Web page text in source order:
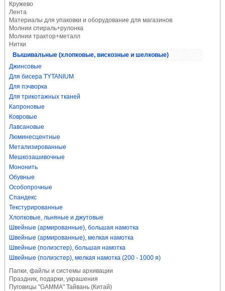
Кружево
Лента
Материалы для упаковки и оборудование для магазинов
Молнии спираль+рулонка
Молнии трактор+металл
Нитки
Вышивальные (хлопковые, вискозные и шелковые)
Джинсовые
Для бисера TYTANIUM
Для пэчворка
Для трикотажных тканей
Капроновые
Ковровые
Лавсановые
Люминесцентные
Метализированные
Мешкозашивочные
Мононить
Обувные
Особопрочные
Спандекс
Текстурированные
Хлопковые, льняные и джутовые
Швейные (армированные), большая намотка
Швейные (армированные), мелкая намотка
Швейные (полиэстер), большая намотка
Швейные (полиэстер), мелкая намотка (200 - 1000 я)
Папки, файлы и системы архивации
Праздник, подарки, украшения
Пуговицы "GAMMA" Тайвань (Китай)